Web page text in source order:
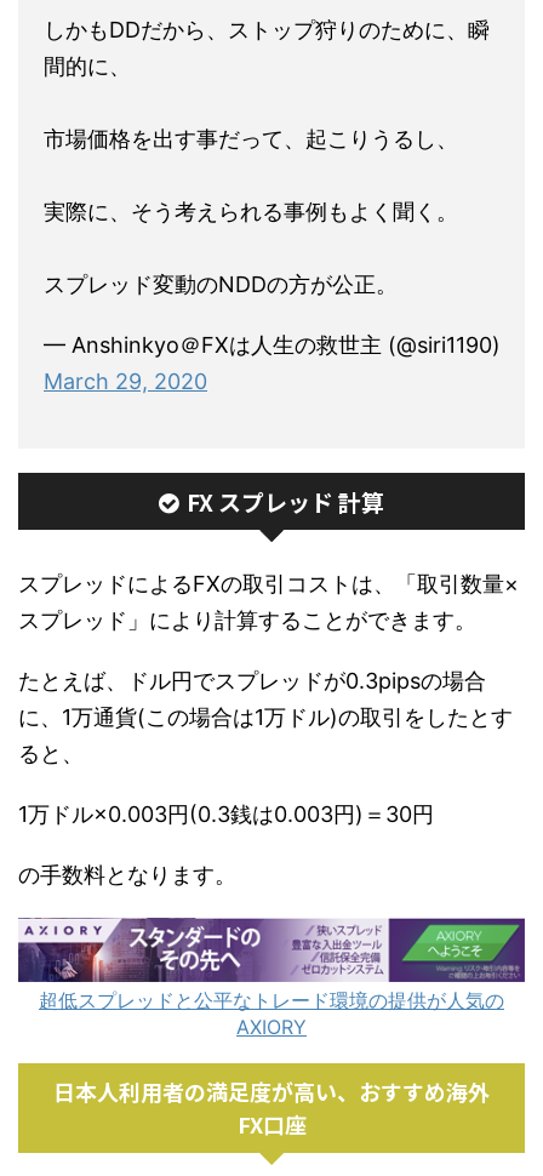
しかもDDだから、ストップ狩りのために、瞬
間的に、
市場価格を出す事だって、起こりうるし、
実際に、そう考えられる事例もよく聞く。
スプレッド変動のNDDの方が公正。
— Anshinkyo＠FXは人生の救世主 (@siri1190)
March 29, 2020
FX スプレッド 計算
スプレッドによるFXの取引コストは、「取引数量×
スプレッド」により計算することができます。
たとえば、ドル円でスプレッドが0.3pipsの場合
に、1万通貨(この場合は1万ドル)の取引をしたとす
ると、
1万ドル×0.003円(0.3銭は0.003円)＝30円
の手数料となります。
超低スプレッドと公平なトレード環境の提供が人気の
AXIORY
日本人利用者の満足度が高い、おすすめ海外
FX口座